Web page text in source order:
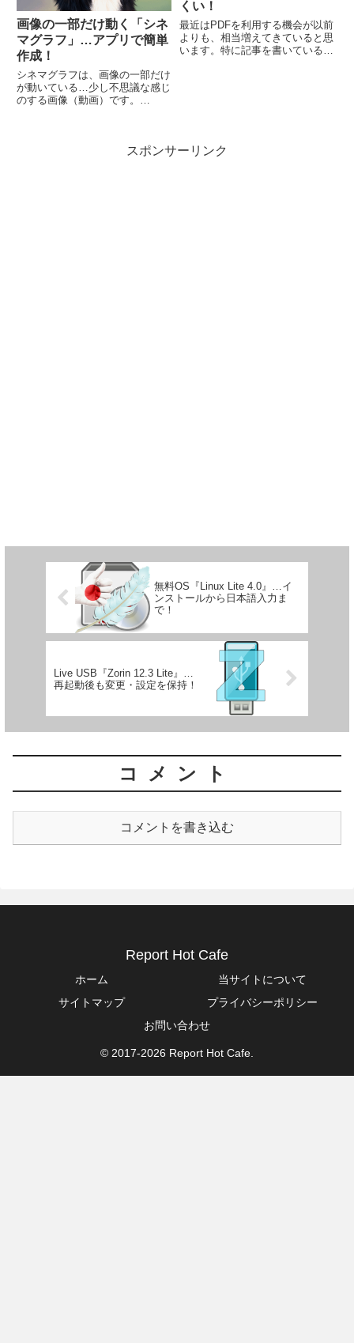
画像の一部だけ動く「シネ
マグラフ」…アプリで簡単
作成！
シネマグラフは、画像の一部だけ
が動いている…少し不思議な感じ
のする画像（動画）です。
動かしたい部分をペンツールで塗
くい！
最近はPDFを利用する機会が以前
よりも、相当増えてきていると思
います。特に記事を書いている
スポンサーリンク
無料OS『Linux Lite 4.0』…イ
ンストールから日本語入力ま
で！
Live USB『Zorin 12.3 Lite』…
再起動後も変更・設定を保持！
コメント
コメントを書き込む
Report Hot Cafe
ホーム
当サイトについて
サイトマップ
プライバシーポリシー
お問い合わせ
© 2017-2026 Report Hot Cafe.